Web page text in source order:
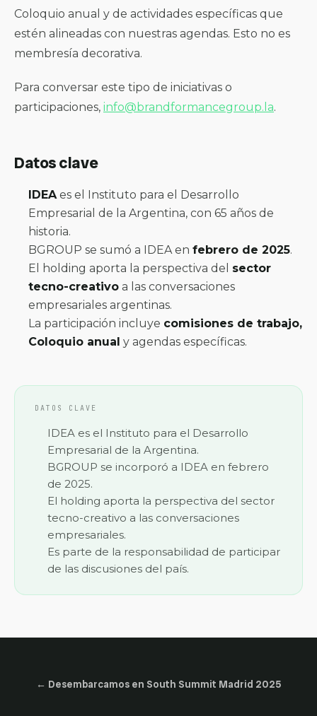
Coloquio anual y de actividades específicas que
estén alineadas con nuestras agendas. Esto no es
membresía decorativa.
Para conversar este tipo de iniciativas o
participaciones, info@brandformancegroup.la.
Datos clave
IDEAes el Instituto para el Desarrollo
Empresarial de la Argentina, con 65 años de
historia.
BGROUP se sumó a IDEA en febrero de 2025.
El holding aporta la perspectiva del sector
tecno-creativo a las conversaciones
empresariales argentinas.
La participación incluye comisiones de trabajo,
Coloquio anual y agendas específicas.
DATOS CLAVE
IDEA es el Instituto para el Desarrollo
Empresarial de la Argentina.
BGROUP se incorporó a IDEA en febrero
de 2025.
El holding aporta la perspectiva del sector
tecno-creativo a las conversaciones
empresariales.
Es parte de la responsabilidad de participar
de las discusiones del país.
← Desembarcamos en South Summit Madrid 2025